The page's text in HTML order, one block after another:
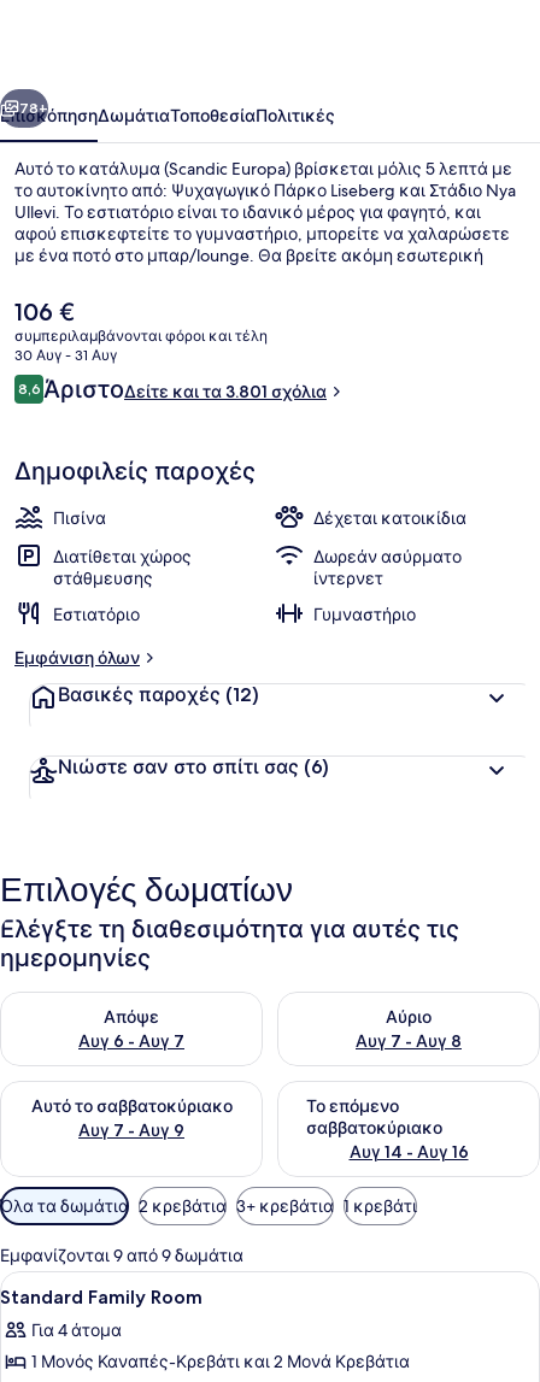
Επόμενο
78+
ΕπισκόπησηΔωμάτιαΤοποθεσίαΠολιτικές
Αυτό το κατάλυμα (Scandic Europa) βρίσκεται μόλις 5 λεπτά με
το αυτοκίνητο από: Ψυχαγωγικό Πάρκο Liseberg και Στάδιο Nya
Ullevi. Το εστιατόριο είναι το ιδανικό μέρος για φαγητό, και
αφού επισκεφτείτε το γυμναστήριο, μπορείτε να χαλαρώσετε
με ένα ποτό στο μπαρ/lounge. Θα βρείτε ακόμη εσωτερική
ταξιδιώτες λατρεύουν το εξυπηρετικό προσωπικό και το
πρωινό. Το κατάλυμα βρίσκεται πολύ κοντά με τα πόδια από τα
μέσα μαζικής μεταφοράς: ο σταθμός Στάση Τραμ Nordstan
είναι μερικά μόλις βήματα μακριά και το σημείο επιβίβασης
Στάση Τραμ Brunnsparken βρίσκεται σε απόσταση 3 λεπτών.
Η
τρέχουσα
τιμή
είναι
106 €
106 €
συμπεριλαμβάνονται φόροι και τέλη
30 Αυγ - 31 Αυγ
Σχόλια
8,68,6 στα 10
ΆριστοΔείτε και τα 3.801 σχόλια
Δημοφιλείς παροχές
Πισίνα
Δέχεται κατοικίδια
Διατίθεται χώρος
στάθμευσης
Δωρεάν ασύρματο
ίντερνετ
Εστιατόριο
Γυμναστήριο
Εμφάνιση όλων
Βασικές παροχές (12)
Νιώστε σαν στο σπίτι σας (6)
Επιλογές δωματίων
Ελέγξτε τη διαθεσιμότητα για αυτές τις
ημερομηνίες
Απόψε
Αυγ 6 - Αυγ 7
Έλεγχος διαθεσιμότητας για απόψε Αυγ 6 - Αυγ 7
Αύριο
Αυγ 7 - Αυγ 8
Έλεγχος διαθεσιμότητας
Αυτό το σαββατοκύριακο
Αυγ 7 - Αυγ 9
Έλεγχος διαθεσιμότητας για αυτό το σαββατοκύριακο
Το επόμενο
σαββατοκύριακο
Αυγ 14 - Αυγ 16
Έλεγχος διαθεσιμότητας
Διαθέσιμα
φίλτρα
για
τα
δωμάτια
Όλα τα δωμάτια 2 κρεβάτια 3+ κρεβάτια 1 κρεβάτι
Εμφανίζονται 9 από 9 δωμάτια
Προβολή
όλων
των
φωτογραφιών
Χρηματοκιβώτιο στο δωμάτιο,
14
Standard Family Room
Για 4 άτομα
1 Μονός Καναπές-Κρεβάτι και 2 Μονά Κρεβάτια